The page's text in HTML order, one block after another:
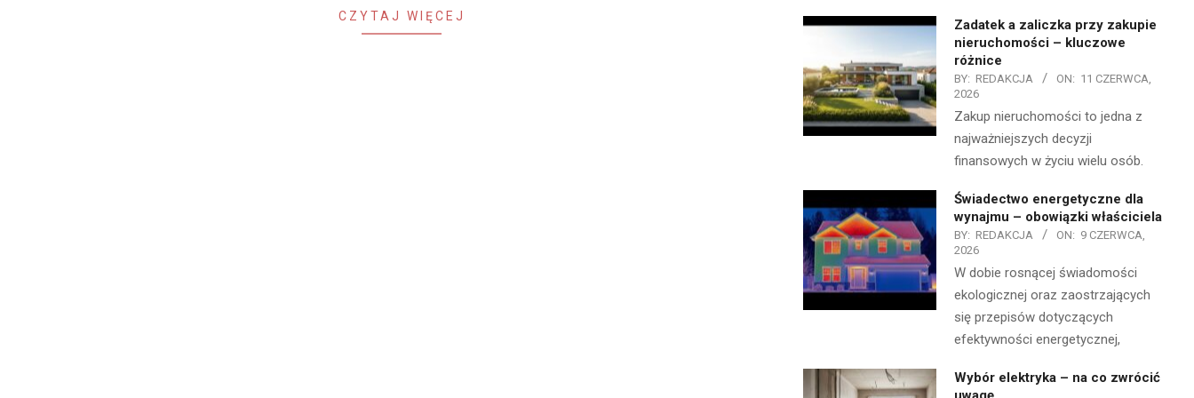
CZYTAJ WIĘCEJ
Zadatek a zaliczka przy zakupie
nieruchomości – kluczowe
różnice
BY: REDAKCJA ON: 11 CZERWCA,
2026
Zakup nieruchomości to jedna z
najważniejszych decyzji
finansowych w życiu wielu osób.
Świadectwo energetyczne dla
wynajmu – obowiązki właściciela
BY: REDAKCJA ON: 9 CZERWCA,
2026
W dobie rosnącej świadomości
ekologicznej oraz zaostrzających
się przepisów dotyczących
efektywności energetycznej,
Wybór elektryka – na co zwrócić